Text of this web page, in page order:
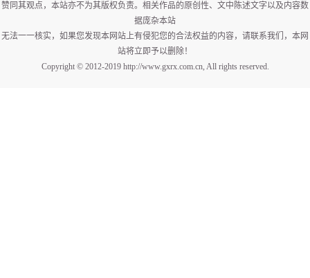
赞同其观点，本站亦不为其版权负责。相关作品的原创性、文中陈述文字以及内容数
据庞杂本站
无法一一核实，如果您发现本网站上有侵犯您的合法权益的内容，请联系我们，本网
站将立即予以删除！
Copyright © 2012-2019 http://www.gxrx.com.cn, All rights reserved.